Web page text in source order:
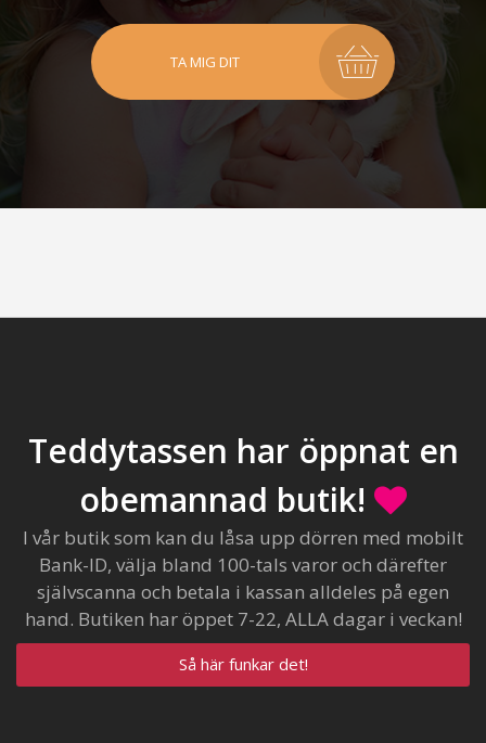
TA MIG DIT
Teddytassen har öppnat en
obemannad butik!
I vår butik som kan du låsa upp dörren med mobilt
Bank-ID, välja bland 100-tals varor och därefter
självscanna och betala i kassan alldeles på egen
hand. Butiken har öppet 7-22, ALLA dagar i veckan!
Så här funkar det!